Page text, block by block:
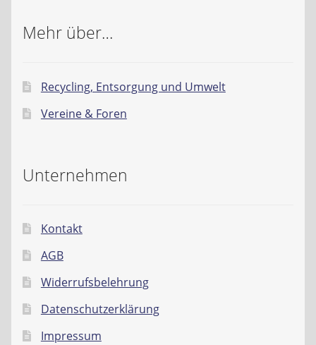
Mehr über…
Recycling, Entsorgung und Umwelt
Vereine & Foren
Unternehmen
Kontakt
AGB
Widerrufsbelehrung
Datenschutzerklärung
Impressum